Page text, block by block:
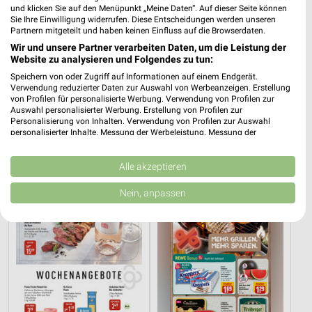
16,6 km
Gastroangebote
Noch morgen gültig
11,1 km
Angebote ab 03.08.
Noch morgen gültig
und klicken Sie auf den Menüpunkt „Meine Daten“. Auf dieser Seite können
Sie Ihre Einwilligung widerrufen. Diese Entscheidungen werden unseren
Partnern mitgeteilt und haben keinen Einfluss auf die Browserdaten.
Wir und unsere Partner verarbeiten Daten, um die Leistung der
Website zu analysieren und Folgendes zu tun:
Speichern von oder Zugriff auf Informationen auf einem Endgerät.
Verwendung reduzierter Daten zur Auswahl von Werbeanzeigen. Erstellung
von Profilen für personalisierte Werbung. Verwendung von Profilen zur
Auswahl personalisierter Werbung. Erstellung von Profilen zur
Personalisierung von Inhalten. Verwendung von Profilen zur Auswahl
personalisierter Inhalte. Messung der Werbeleistung. Messung der
Kombinationen von Daten aus verschiedenen Quellen. Entwicklung und
Verbesserung der Angebote. Verwendung reduzierter Daten zur Auswahl
von Inhalten.
Daten können außerhalb der Europäischen Union weitergegeben und in die
Website/App.
Partnerliste anzeigen (1 IAB-Anbieter)
Wir nutzen Ihre Daten für folgende Zwecke:
IAB-Verarbeitungszwecke:
Speichern von oder Zugriff auf Informationen
Alle akzeptieren
Nein, anpassen